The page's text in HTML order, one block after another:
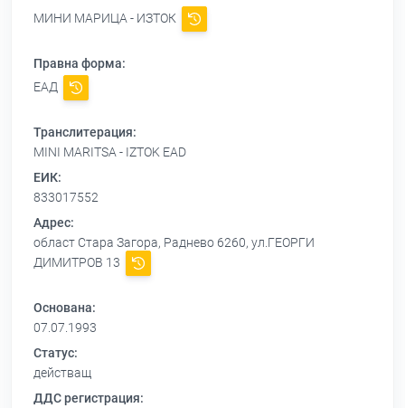
МИНИ МАРИЦА - ИЗТОК
Правна форма:
ЕАД
Транслитерация:
MINI MARITSA - IZTOK EAD
ЕИК:
833017552
Адрес:
област Стара Загора, Раднево 6260, ул.ГЕОРГИ
ДИМИТРОВ 13
Основана:
07.07.1993
Статус:
действащ
ДДС регистрация: